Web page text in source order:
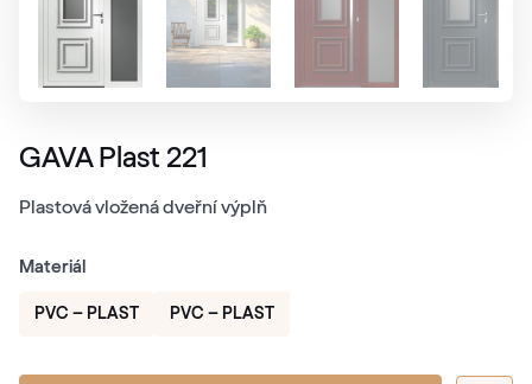
GAVA Plast 221
Plastová vložená dveřní výplň
Materiál
PVC – PLAST PVC – PLAST